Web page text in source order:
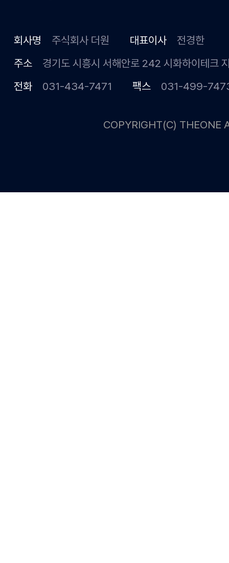
회사명 주식회사 더원 대표이사
전경한
주소
경기도 시흥시 서해안로 242 시화하이테크
전화
031-434-7471 팩스 031-499-
COPYRIGHT(C) THEONE